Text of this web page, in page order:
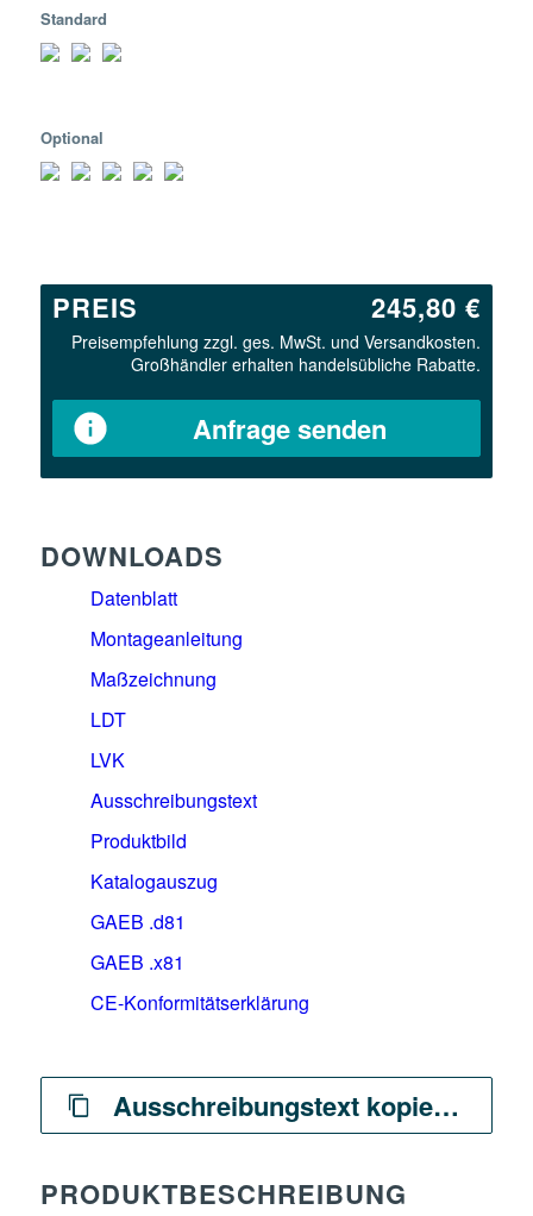
PRODUKTBESCHREIBUNG
Standard
Optional
PREIS 245,80 €
Preisempfehlung zzgl. ges. MwSt. und Versandkosten.
Großhändler erhalten handelsübliche Rabatte.
Anfrage senden
DOWNLOADS
Datenblatt
Montageanleitung
Maßzeichnung
LDT
LVK
Ausschreibungstext
Produktbild
Katalogauszug
GAEB .d81
GAEB .x81
CE-Konformitätserklärung
Ausschreibungstext kopieren